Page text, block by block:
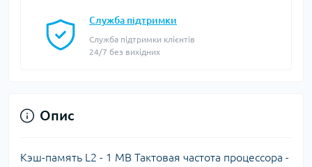
Служба підтримки
Служба підтримки клієнтів
24/7 без вихідних
Опис
Кэш-память L2 - 1 MB Тактовая частота процессора -